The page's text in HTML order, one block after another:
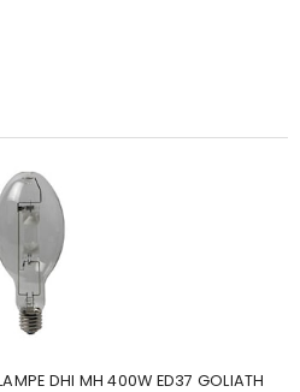
DHI MH 400W ED37 GOLIATH